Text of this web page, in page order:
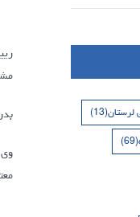
لرستان(13)
(69)